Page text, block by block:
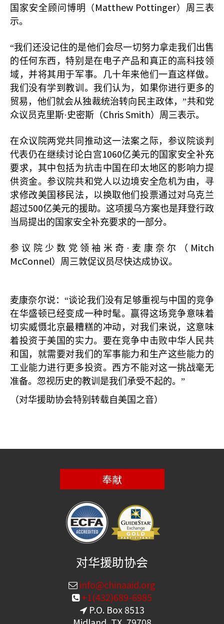
国家安全顾问博明（ Matthew Pottinger）周三表
示。
“我们还没记住的是他们会尽一切努力拿走我们出售
的任何东西，特别是在电子产品和真正的高科技领
域，并将其用于军事。几十年来他们一直这样做。
我们没有学到教训。我们认为，如果你进行更多的
贸易，他们就会从独裁统治转向民主政体，”共和党
众议员克里斯·史密斯（Chris Smith）周三表示。
在众议院两党共同推动这一法案之际，参议院谈判
代表仍在继续讨论白宫1060亿美元的国家安全补充
要求，其中包括为抗击中国在印太地区的影响力提
供资金。参议院共和党人以边境安全危机为由，寻
求修改美国移民法，以换取他们投票通过对乌克兰
超过500亿美元的援助。这项援乌方案也是拜登行政
当局提出的国家安全补充要求的一部分。
参议院少数党领袖米奇·麦康奈尔（ Mitch
McConnel）周三敦促议员尽快达成协议。
麦康奈尔说：“谈论我们没有足够重视与中国的竞争
在华盛顿已经变成一种时髦。赢得这场竞争意味着
切实威慑北京最糟糕的冲动，对我们来说，这意味
着投资于美国的实力。要在竞争中击败中华人民共
和国，就需要对我们的军事能力和生产这些能力的
工业能力进行更多投资。西方不能对这一挑战毫无
准备。忽视历史的教训是我们承受不起的。”
（对华援助协会特别转载自美国之音）
奉献
对华援助协会
info@chinaaid.org
+1(432)689-6985
P.O. Box 8513